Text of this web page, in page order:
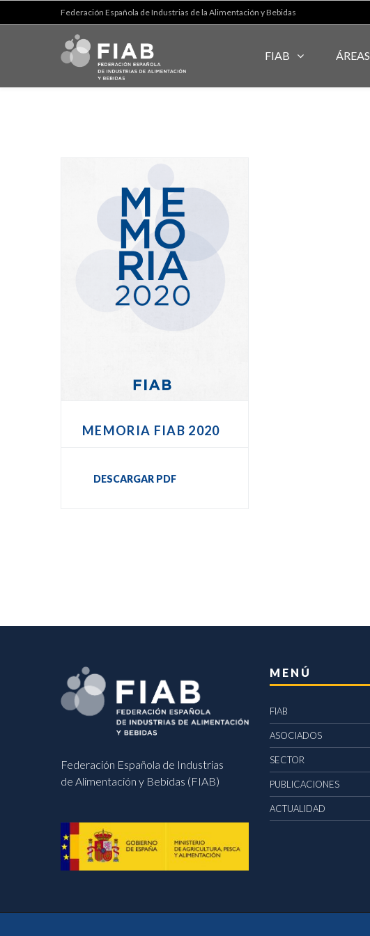
Federación Española de Industrias de la Alimentación y Bebidas
FIAB ÁREAS
MEMORIA FIAB 2020
DESCARGAR PDF
Federación Española de Industrias
de Alimentación y Bebidas (FIAB)
MENÚ
FIAB
ASOCIADOS
SECTOR
PUBLICACIONES
ACTUALIDAD